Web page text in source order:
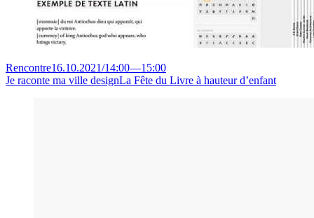
Rencontre16.10.2021/14:00—15:00
Je raconte ma ville designLa Fête du Livre à hauteur d’enfant